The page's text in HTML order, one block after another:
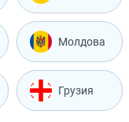
Молдова
Грузия